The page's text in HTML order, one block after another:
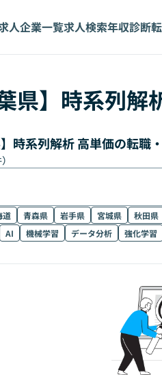
人企業一覧求人検索年収診断
県】 時系列解
】時系列解析 高単価の転職
道 青森県 岩手県 宮城県 秋田県
AI 機械学習 データ分析 強化学習